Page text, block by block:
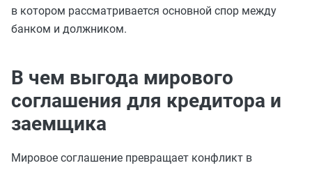
в котором рассматривается основной спор между
банком и должником.
В чем выгода мирового
соглашения для кредитора и
заемщика
Мировое соглашение превращает конфликт в